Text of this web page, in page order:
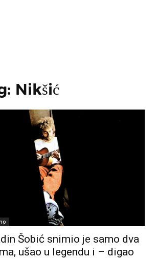
Nikšić
Šobić snimio je samo dva
ušao u legendu i – digao